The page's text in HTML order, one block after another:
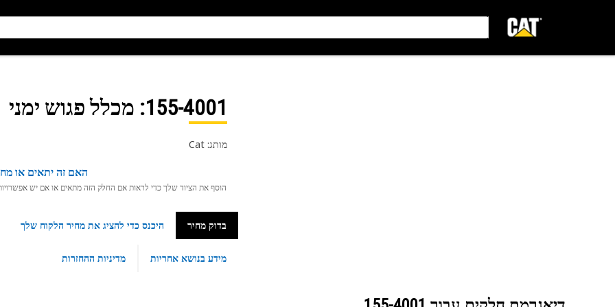
155-4001: מכלל פגוש ימני
מותג: Cat
האם זה יתאים או
הוסף את הציוד שלך כדי לראות אם החלק הזה מתאים או אם יש אפשרויות
בדוק מחיר היכנס כדי להציג את מחיר הלקוח שלך
מידע בנושא אחריות מדיניות ההחזרות